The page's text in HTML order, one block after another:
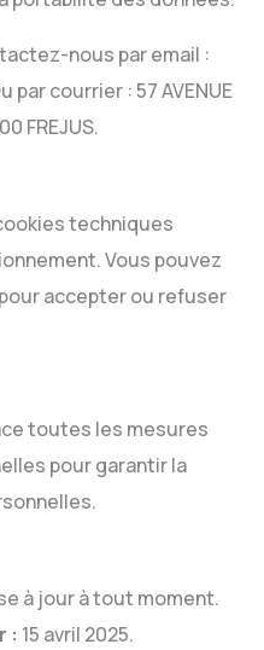
nous par email :
par courrier : 57 AVENUE
FREJUS.
techniques
Vous pouvez
accepter ou refuser
toutes les mesures
pour garantir la
à jour à tout moment.
: 15 avril 2025.